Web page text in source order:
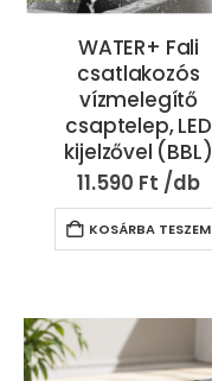
WATER+ Fali
csatlakozós
vízmelegítő
csaptelep, LED
kijelzővel (BBL)
11.590 Ft
KOSÁRBA TESZEM